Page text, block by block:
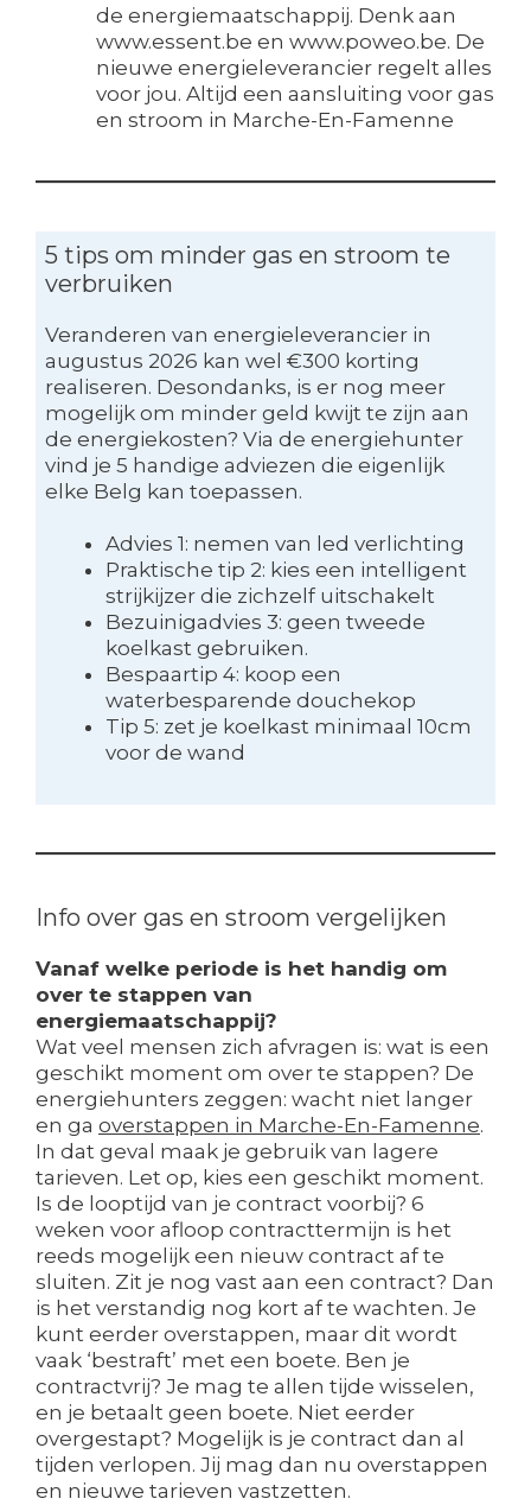
de energiemaatschappij. Denk aan
www.essent.be en www.poweo.be. De
nieuwe energieleverancier regelt alles
voor jou. Altijd een aansluiting voor gas
en stroom in Marche-En-Famenne
5 tips om minder gas en stroom te
verbruiken
Veranderen van energieleverancier in
augustus 2026 kan wel €300 korting
realiseren. Desondanks, is er nog meer
mogelijk om minder geld kwijt te zijn aan
de energiekosten? Via de energiehunter
vind je 5 handige adviezen die eigenlijk
elke Belg kan toepassen.
Advies 1: nemen van led verlichting
Praktische tip 2: kies een intelligent
strijkijzer die zichzelf uitschakelt
Bezuinigadvies 3: geen tweede
koelkast gebruiken.
Bespaartip 4: koop een
waterbesparende douchekop
Tip 5: zet je koelkast minimaal 10cm
voor de wand
Info over gas en stroom vergelijken
Vanaf welke periode is het handig om
over te stappen van
energiemaatschappij?
Wat veel mensen zich afvragen is: wat is een
geschikt moment om over te stappen? De
energiehunters zeggen: wacht niet langer
en ga overstappen in Marche-En-Famenne.
In dat geval maak je gebruik van lagere
tarieven. Let op, kies een geschikt moment.
Is de looptijd van je contract voorbij? 6
weken voor afloop contracttermijn is het
reeds mogelijk een nieuw contract af te
sluiten. Zit je nog vast aan een contract? Dan
is het verstandig nog kort af te wachten. Je
kunt eerder overstappen, maar dit wordt
vaak ‘bestraft’ met een boete. Ben je
contractvrij? Je mag te allen tijde wisselen,
en je betaalt geen boete. Niet eerder
overgestapt? Mogelijk is je contract dan al
tijden verlopen. Jij mag dan nu overstappen
en nieuwe tarieven vastzetten.